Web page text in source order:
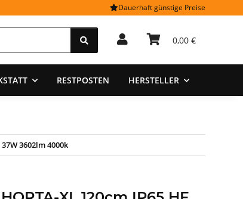
Dauerhaft günstige Preise
0,00 €
RESTPOSTEN HERSTELLER
3602lm 4000k